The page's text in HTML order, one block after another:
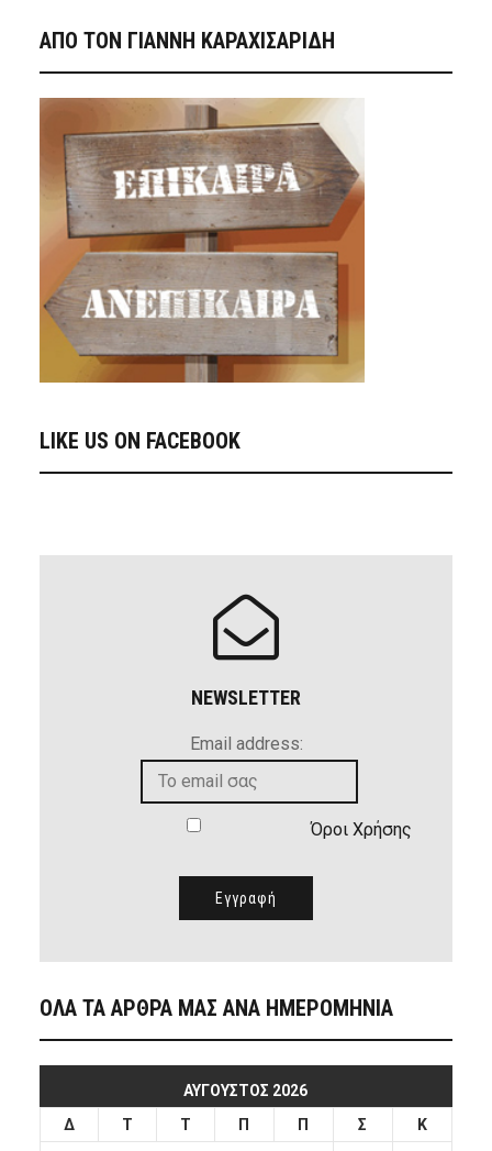
ΑΠΟ ΤΟΝ ΓΙΑΝΝΗ ΚΑΡΑΧΙΣΑΡΙΔΗ
LIKE US ON FACEBOOK
NEWSLETTER
Email address:
Όροι Χρήσης
ΟΛΑ ΤΑ ΑΡΘΡΑ ΜΑΣ ΑΝΑ ΗΜΕΡΟΜΗΝΙΑ
ΑΎΓΟΥΣΤΟΣ 2026
Δ
Τ Τ Π Π Σ
Κ